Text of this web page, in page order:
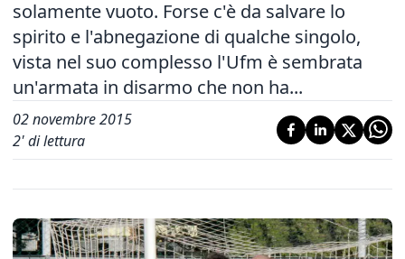
solamente vuoto. Forse c'è da salvare lo
spirito e l'abnegazione di qualche singolo,
vista nel suo complesso l'Ufm è sembrata
un'armata in disarmo che non ha...
02 novembre 2015
2' di lettura